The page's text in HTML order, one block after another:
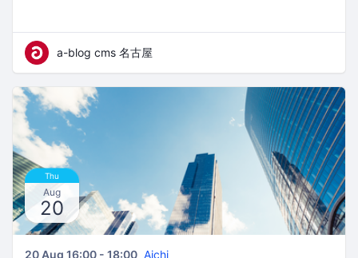
a-blog cms 名古屋
Thu
Aug
20
20 Aug 16:00 - 18:00 Aichi